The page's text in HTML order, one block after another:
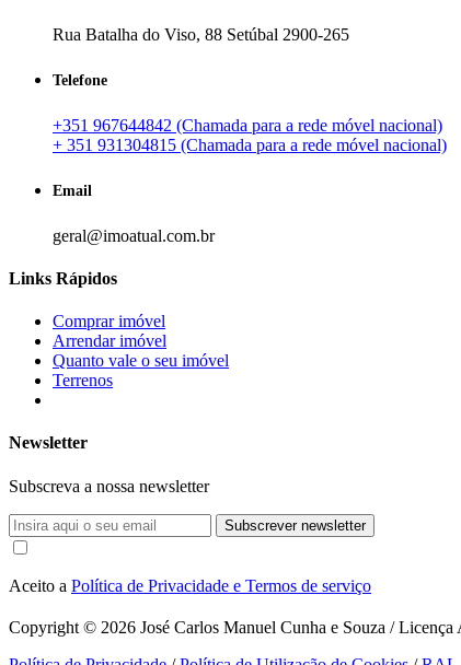
Rua Batalha do Viso, 88 Setúbal 2900-265
Telefone
+351 967644842 (Chamada para a rede móvel nacional)
+ 351 931304815 (Chamada para a rede móvel nacional)
Email
geral@imoatual.com.br
Links Rápidos
Comprar imóvel
Arrendar imóvel
Quanto vale o seu imóvel
Terrenos
Newsletter
Subscreva a nossa newsletter
Subscrever newsletter
Aceito a Política de Privacidade e Termos de serviço
Copyright © 2026 José Carlos Manuel Cunha e Souza /